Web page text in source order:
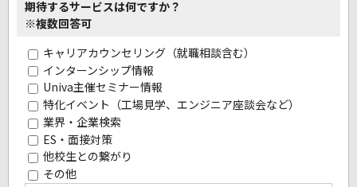
期待するサービスは何ですか？
※複数回答可
キャリアカウンセリング（就職相談含む）
インターンシップ情報
Univa主催セミナー情報
特化イベント（工場見学、エンジニア座談会など）
業界・企業検索
ES・面接対策
他校生との繋がり
その他